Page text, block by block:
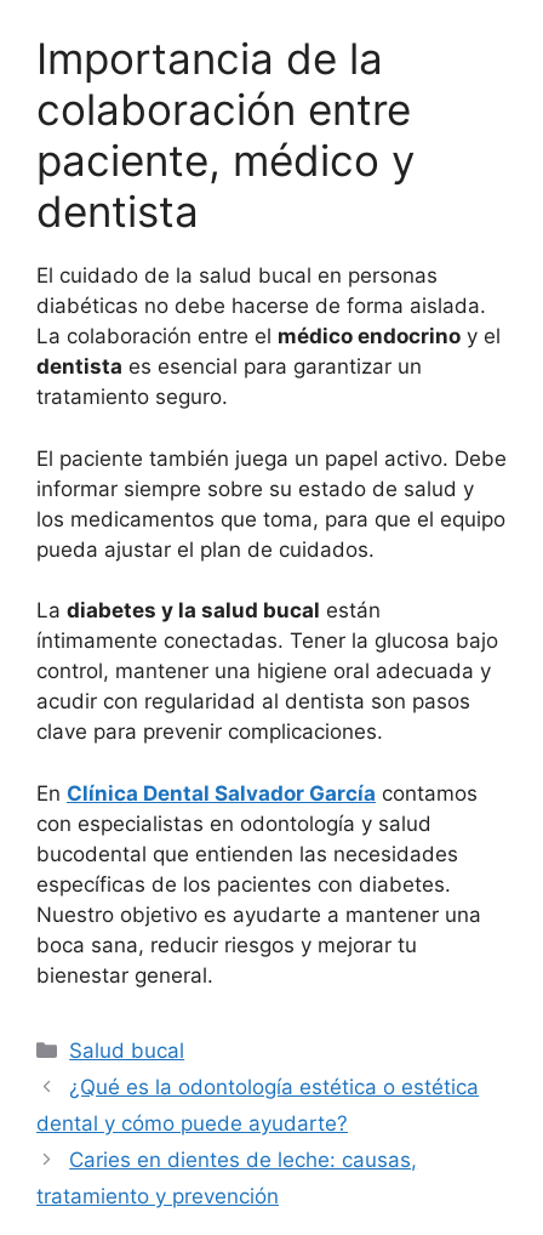
Importancia de la
colaboración entre
paciente, médico y
dentista
El cuidado de la salud bucal en personas
diabéticas no debe hacerse de forma aislada.
La colaboración entre el médico endocrino y el
dentista es esencial para garantizar un
tratamiento seguro.
El paciente también juega un papel activo. Debe
informar siempre sobre su estado de salud y
los medicamentos que toma, para que el equipo
pueda ajustar el plan de cuidados.
La diabetes y la salud bucal están
íntimamente conectadas. Tener la glucosa bajo
control, mantener una higiene oral adecuada y
acudir con regularidad al dentista son pasos
clave para prevenir complicaciones.
En Clínica Dental Salvador García contamos
con especialistas en odontología y salud
bucodental que entienden las necesidades
específicas de los pacientes con diabetes.
Nuestro objetivo es ayudarte a mantener una
boca sana, reducir riesgos y mejorar tu
bienestar general.
Salud bucal
¿Qué es la odontología estética o estética
dental y cómo puede ayudarte?
Caries en dientes de leche: causas,
tratamiento y prevención